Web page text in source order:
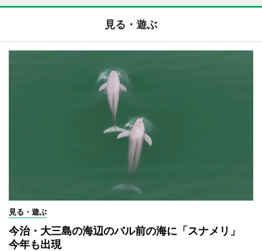
見る・遊ぶ
見る・遊ぶ
今治・大三島の海辺のバル前の海に「スナメリ」
今年も出現